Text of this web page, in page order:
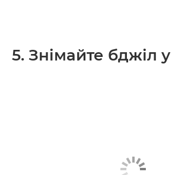
5. Знімайте бджіл у